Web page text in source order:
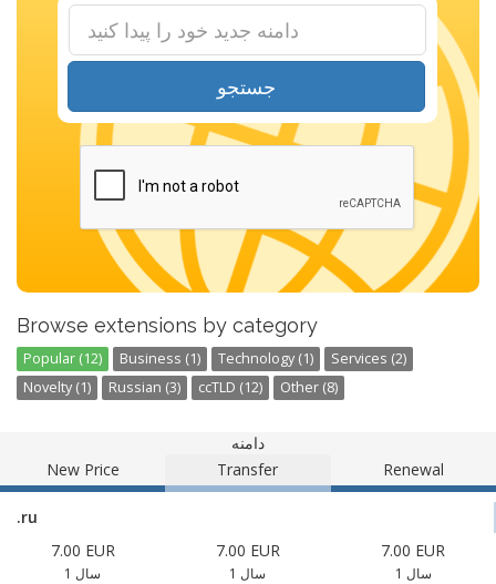
جستجو
Browse extensions by category
Popular (12) Business (1) Technology (1)
Services (2)
Novelty (1)
Russian (3) ccTLD (12) Other (8)
دامنه
New Price
Transfer Renewal
.ru
7.00 EUR
1 سال
7.00 EUR
1 سال
7.00 EUR
1 سال